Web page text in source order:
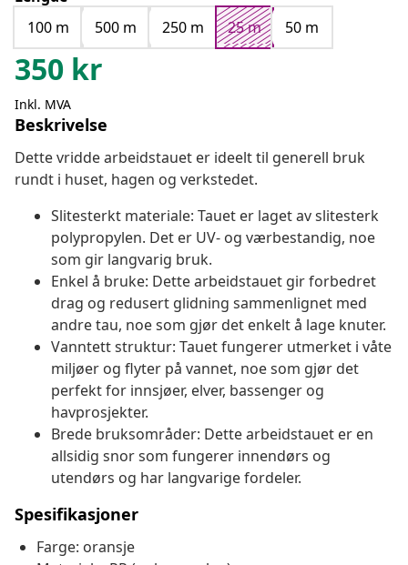
100 m
500 m 250 m 25 m 50 m
350 kr
Inkl. MVA
Beskrivelse
Dette vridde arbeidstauet er ideelt til generell bruk
rundt i huset, hagen og verkstedet.
Slitesterkt materiale: Tauet er laget av slitesterk
polypropylen. Det er UV- og værbestandig, noe
som gir langvarig bruk.
Enkel å bruke: Dette arbeidstauet gir forbedret
drag og redusert glidning sammenlignet med
andre tau, noe som gjør det enkelt å lage knuter.
Vanntett struktur: Tauet fungerer utmerket i våte
miljøer og flyter på vannet, noe som gjør det
perfekt for innsjøer, elver, bassenger og
havprosjekter.
Brede bruksområder: Dette arbeidstauet er en
allsidig snor som fungerer innendørs og
utendørs og har langvarige fordeler.
Spesifikasjoner
Farge: oransje